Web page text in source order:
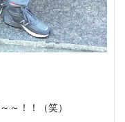
～！！（笑）